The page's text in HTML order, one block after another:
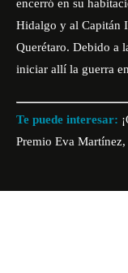
encerró en su
Hidalgo y al Capitán
Querétaro. Debido a
iniciar allí la guerra
Te puede interesar:
Premio Eva Martínez,